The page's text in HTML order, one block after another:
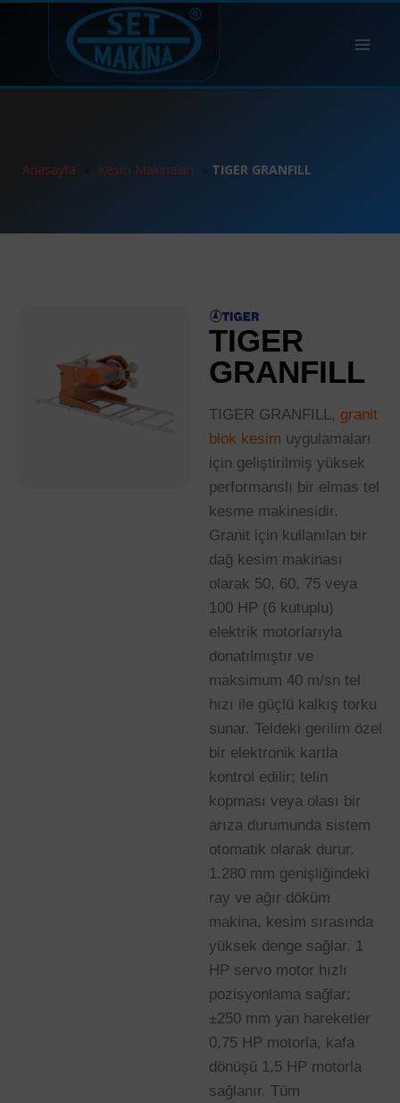
Anasayfa Kesici Makinaları TIGER GRANFILL
TIGER
GRANFILL
TIGER GRANFILL, granit
blok kesim uygulamaları
için geliştirilmiş yüksek
performanslı bir elmas tel
kesme makinesidir.
Granit için kullanılan bir
dağ kesim makinası
olarak 50, 60, 75 veya
100 HP (6 kutuplu)
elektrik motorlarıyla
donatılmıştır ve
maksimum 40 m/sn tel
hızı ile güçlü kalkış torku
sunar. Teldeki gerilim özel
bir elektronik kartla
kontrol edilir; telin
kopması veya olası bir
arıza durumunda sistem
otomatik olarak durur.
1.280 mm genişliğindeki
ray ve ağır döküm
makina, kesim sırasında
yüksek denge sağlar. 1
HP servo motor hızlı
pozisyonlama sağlar;
±250 mm yan hareketler
0,75 HP motorla, kafa
dönüşü 1,5 HP motorla
sağlanır. Tüm